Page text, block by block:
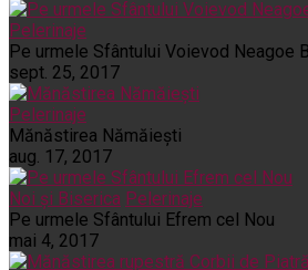
Pelerinaje
Pe urmele Sfântului Voievod Neagoe
sept. 25, 2017
Pelerinaje
Mănăstirea Nămăiești
aug. 17, 2017
Noi și Biserica Pelerinaje
Pe urmele Sfântului Efrem cel Nou
mai 4, 2017